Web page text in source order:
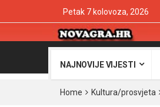
Petak 7 kolovoza, 2026
NAJNOVIJE VIJESTI
Home Kultura/prosvjeta